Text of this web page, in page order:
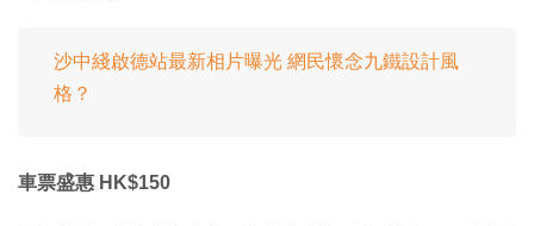
沙中綫啟德站最新相片曝光 網民懷念九鐵設計風
格？
車票盛惠 HK$150